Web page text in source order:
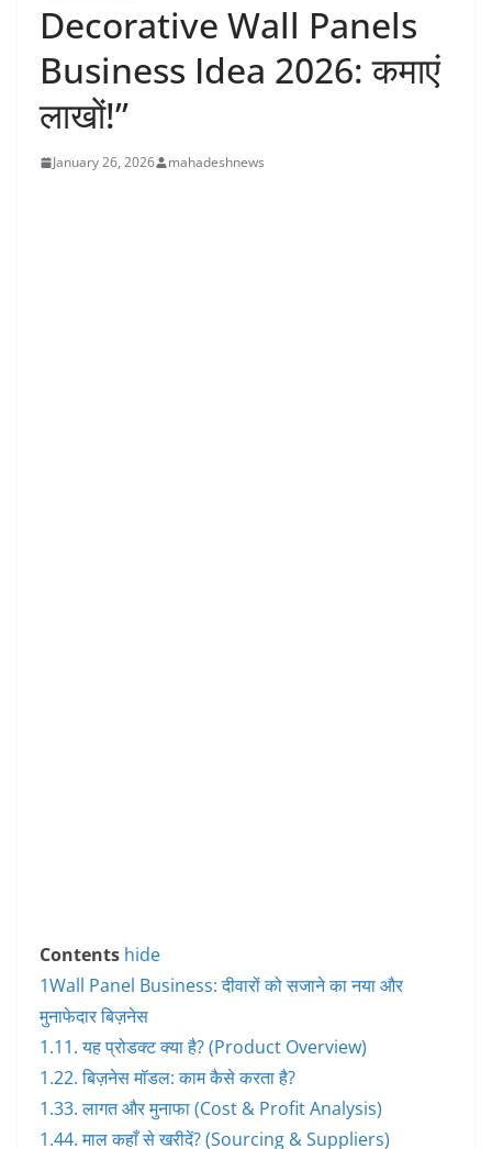
Decorative Wall Panels
Business Idea 2026: कमाएं
लाखों!”
January 26, 2026 mahadeshnews
Contents hide
1​Wall Panel Business: दीवारों को सजाने का नया और
मुनाफेदार बिज़नेस
1.1​1. यह प्रोडक्ट क्या है? (Product Overview)
1.2​2. बिज़नेस मॉडल: काम कैसे करता है?
1.3​3. लागत और मुनाफा (Cost & Profit Analysis)
1.4​4. माल कहाँ से खरीदें? (Sourcing & Suppliers)